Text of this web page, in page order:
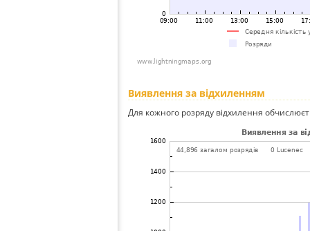
Виявлення за відхиленням
Для кожного розряду відхилення